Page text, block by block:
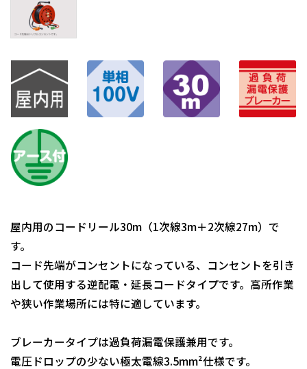
屋内用のコードリール30m（1次線3m＋2次線27m）で
す。
コード先端がコンセントになっている、コンセントを引き
出して使用する逆配電・延長コードタイプです。高所作業
や狭い作業場所には特に適しています。
ブレーカータイプは過負荷漏電保護兼用です。
電圧ドロップの少ない極太電線3.5mm²仕様です。